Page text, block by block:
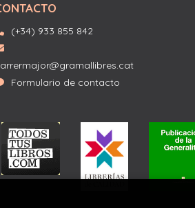
(+34) 933 855 842
Formulario de contacto